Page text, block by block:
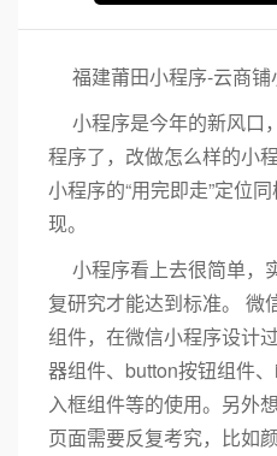
福建莆田小程序-云商
小程序是今年的新风口
程序了，改做怎么样的小
小程序的“用完即走”定位
现。
小程序看上去很简单，
复研究才能达到标准。 微
组件，在微信小程序设计
器组件、button按钮组件
入框组件等的使用。另外
页面需要反复考究，比如